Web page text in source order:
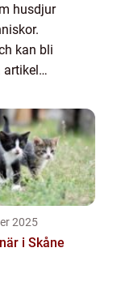
husdjur
kan bli
artikel
2025
i Skåne